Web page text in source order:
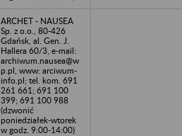
ARCHET - NAUSEA
Sp. z o.o., 80-426
Gdańsk, al. Gen. J.
Hallera 60/3, e-mail:
archiwum.nausea@w
p.pl, www: arciwum-
info.pl; tel. kom. 691
261 661; 691 100
399; 691 100 988
(dzwonić
poniedziałek-wtorek
w godz. 9:00-14:00)